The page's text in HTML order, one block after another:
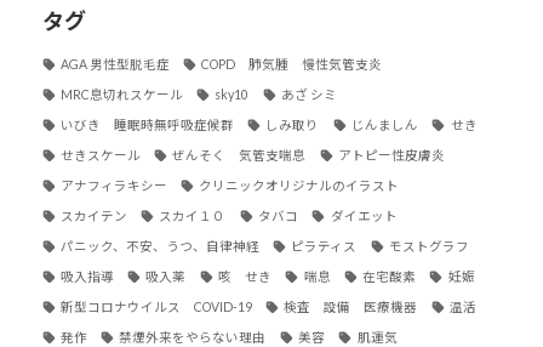
タグ
AGA 男性型脱毛症 COPD 肺気腫 慢性気管支炎
MRC息切れスケール sky10 あざ シミ
いびき 睡眠時無呼吸症候群 しみ取り じんましん せき
せきスケール ぜんそく 気管支喘息 アトピー性皮膚炎
アナフィラキシー クリニックオリジナルのイラスト
スカイテン スカイ１０ タバコ ダイエット
パニック、不安、うつ、自律神経 ピラティス モストグラフ
吸入指導 吸入薬 咳 せき 喘息 在宅酸素 妊娠
新型コロナウイルス COVID-19 検査 設備 医療機器 温活
発作 禁煙外来をやらない理由 美容 肌運気